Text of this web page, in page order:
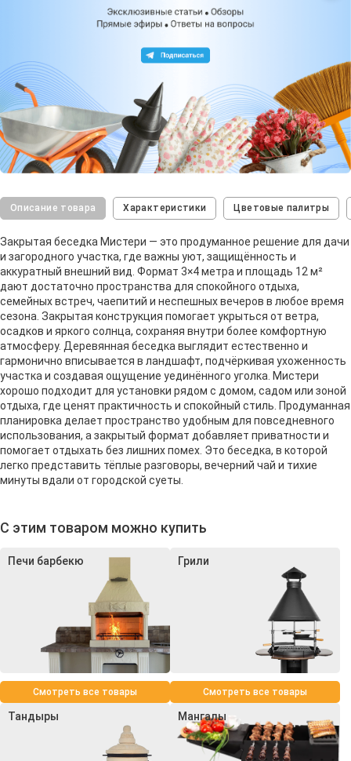
Описание товара Характеристики Цветовые палитры
Закрытая беседка Мистери — это продуманное решение для дачи
и загородного участка, где важны уют, защищённость и
аккуратный внешний вид. Формат 3×4 метра и площадь 12 м²
дают достаточно пространства для спокойного отдыха,
семейных встреч, чаепитий и неспешных вечеров в любое время
сезона. Закрытая конструкция помогает укрыться от ветра,
осадков и яркого солнца, сохраняя внутри более комфортную
атмосферу. Деревянная беседка выглядит естественно и
гармонично вписывается в ландшафт, подчёркивая ухоженность
участка и создавая ощущение уединённого уголка. Мистери
хорошо подходит для установки рядом с домом, садом или зоной
отдыха, где ценят практичность и спокойный стиль. Продуманная
планировка делает пространство удобным для повседневного
использования, а закрытый формат добавляет приватности и
помогает отдыхать без лишних помех. Это беседка, в которой
легко представить тёплые разговоры, вечерний чай и тихие
минуты вдали от городской суеты.
С этим товаром можно купить
Печи барбекю
Смотреть все товары
Грили
Смотреть все товары
Тандыры Мангалы